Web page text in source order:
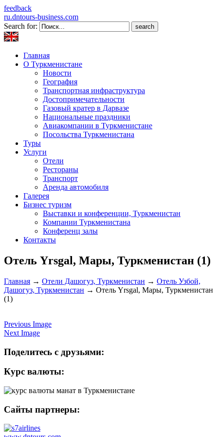
feedback
ru.dntours-business.com
Search for:
Главная
О Туркменистане
Новости
География
Транспортная инфраструктура
Достопримечательности
Газовый кратер в Дарвазе
Национальные праздники
Авиакомпании в Туркменистане
Посольства Туркменистана
Туры
Услуги
Отели
Рестораны
Транспорт
Аренда автомобиля
Галерея
Бизнес туризм
Выставки и конференции, Туркменистан
Компании Туркменистана
Конференц залы
Контакты
Отель Yrsgal, Мары, Туркменистан (1)
Главная → Отели Дашогуз, Туркменистан → Отель Узбой,
Дашогуз, Туркменистан → Отель Yrsgal, Мары, Туркменистан
(1)
Previous Image
Next Image
Поделитесь с друзьями:
Курс валюты:
Сайты партнеры: